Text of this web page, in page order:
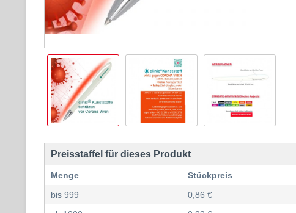
Preisstaffel für dieses Produkt
Menge
Stückpreis
bis 999
0,86 €